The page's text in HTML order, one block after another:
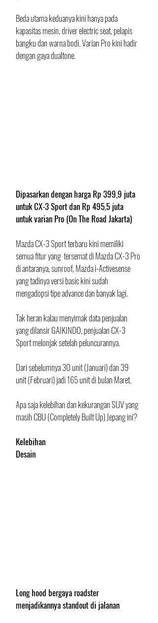
Beda utama keduanya kini hanya pada
kapasitas mesin, driver electric seat, pelapis
bangku dan warna bodi. Varian Pro kini hadir
dengan gaya dualtone.
Dipasarkan dengan harga Rp 399,9 juta
untuk CX-3 Sport dan Rp 495,5 juta
untuk varian Pro (On The Road Jakarta)
Mazda CX-3 Sport terbaru kini memiliki
semua fitur yang  tersemat di Mazda CX-3 Pro
di antaranya, sunroof, Mazda i-Activesense
yang tadinya versi basic kini sudah
mengadopsi tipe advance dan banyak lagi.
Tak heran kalau menyimak data penjualan
yang dilansir GAIKINDO, penjualan CX-3
Sport melonjak setelah peluncurannya.
Dari sebelumnya 30 unit (Januari) dan 39
unit (Februari) jadi 165 unit di bulan Maret.
Apa saja kelebihan dan kekurangan SUV yang
masih CBU (Completely Built Up) Jepang ini?
Kelebihan
Desain
Long hood bergaya roadster
menjadikannya standout di jalanan